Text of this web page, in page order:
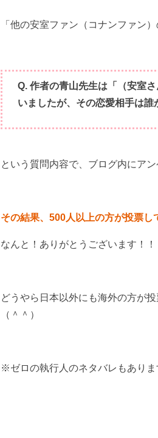
「他の安室ファン（コナンファン
Q. 作者の青山先生は「（安室
いましたが、その恋愛相手は誰
という質問内容で、ブログ内にア
その結果、500人以上の方が投票し
なんと！ありがとうございます！！
どうやら日本以外にも海外の方が
（＾＾）
※ゼロの執行人のネタバレもありま